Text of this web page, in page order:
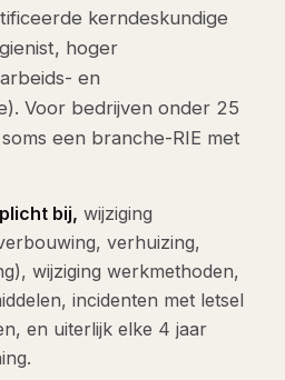
kerndeskundige
hoger
en
Voor bedrijven onder 25
een branche-RIE met
bij, wijziging
verhuizing,
wijziging werkmethoden,
incidenten met letsel
en uiterlijk elke 4 jaar